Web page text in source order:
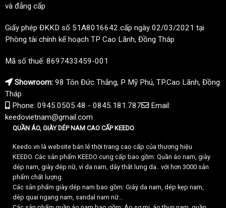
và đẳng cấp
Giấy phép ĐKKD số 51A8016642 cấp ngày 02/03/2021 tại
Phòng tài chính kế hoạch TP Cao Lãnh, Đồng Tháp
Mã số thuế: 8697433459-001
Showroom: 98 Tôn Đức Thắng, P Mỹ Phú, TP.Cao Lãnh, Đồng
Tháp
Phone: 0945.0505.48 - 0845.181.787
Email:
keedovietnam@gmail.com
QUẦN ÁO, GIÀY DÉP NAM CAO CẤP KEEDO
Keedo.vn là website bán lẻ thời trang cao cấp của thương hiệu
KEEDO. Các sản phẩm KEEDO cung cấp bao gồm: Quần áo nam, giày
dép nam, giày dép nữ, ví da nam, dây thắt lưng da.. với hơn 3000 sản
phẩm chất lượng.
Các sản phẩm giày dép nam bao gồm: Giày da nam, dép kẹp nam,
dép quai ngang nam, sandal nam nữ...